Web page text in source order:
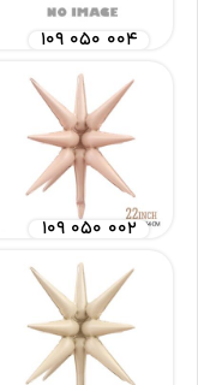
۱۰۹ ۰۵۰ ۰۰۴
۱۰۹ ۰۵۰ ۰۰۲